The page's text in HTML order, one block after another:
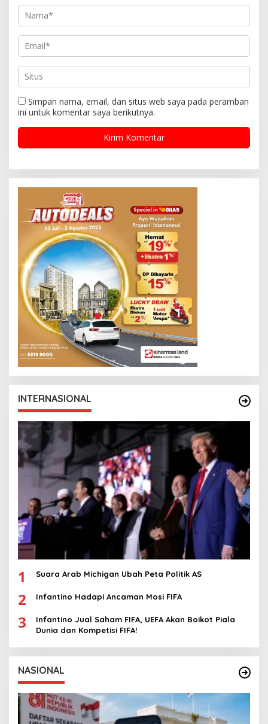
Simpan nama, email, dan situs web saya pada peramban
ini untuk komentar saya berikutnya.
INTERNASIONAL
1 Suara Arab Michigan Ubah Peta Politik AS
2 Infantino Hadapi Ancaman Mosi FIFA
3
Infantino Jual Saham FIFA, UEFA Akan Boikot Piala
Dunia dan Kompetisi FIFA!
NASIONAL